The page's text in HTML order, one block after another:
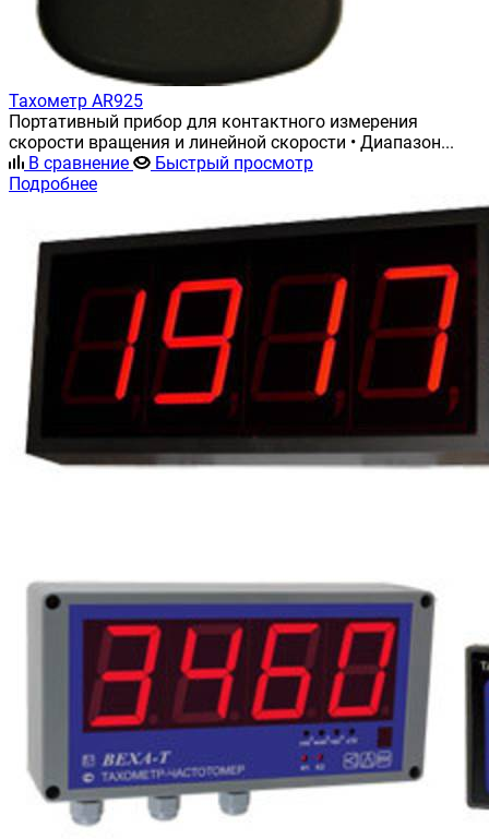
Тахометр AR925
Портативный прибор для контактного измерения
скорости вращения и линейной скорости • Диапазон...
В сравнение
Быстрый просмотр
Подробнее